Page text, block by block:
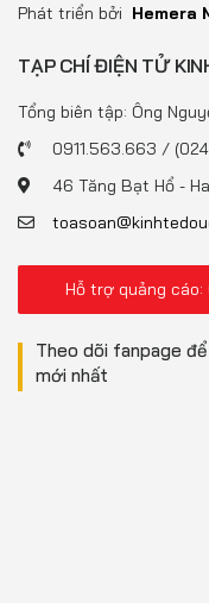
Phát triển bởi Hemera
TẠP CHÍ ĐIỆN TỬ
Tổng biên tập: Ông
0911.563.663 /
46 Tăng Bạt Hổ -
Hỗ trợ quảng
Theo dõi fanpage
mới nhất